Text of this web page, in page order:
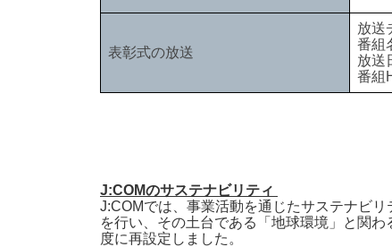
表彰式の放送
放送
番組
放送
番組
J:COMのサステナビリティ
J:COMでは、事業活動を通じたサステナビ
を行い、その土台である「地球環境」と関
度に再設定しました。